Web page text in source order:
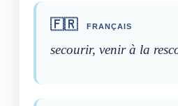
🇫🇷 FRANÇAIS
secourir, venir à la